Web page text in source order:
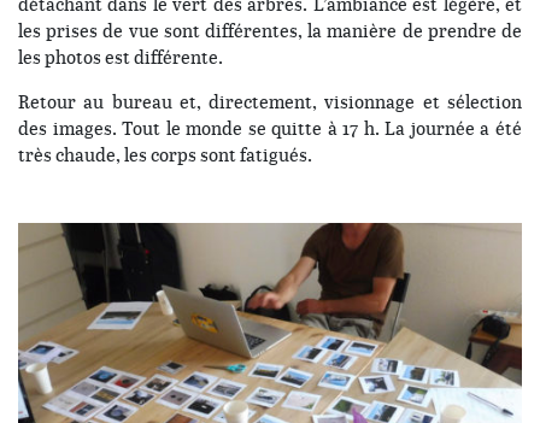
les prises de vue sont différentes, la manière de prendre de
les photos est différente.
Retour au bureau et, directement, visionnage et sélection
des images. Tout le monde se quitte à 17 h. La journée a été
très chaude, les corps sont fatigués.